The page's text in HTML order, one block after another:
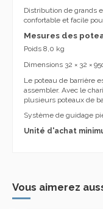
Distribution de grands
confortable et facile
Mesures des
Poids 8,0 kg
Dimensions 32 × 32 ×
Le poteau de barrière
assembler. Avec le
plusieurs poteaux de
Système de guidage
Unité d'achat
Vous aimerez